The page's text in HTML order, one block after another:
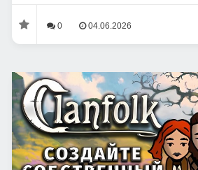
0 04.06.2026